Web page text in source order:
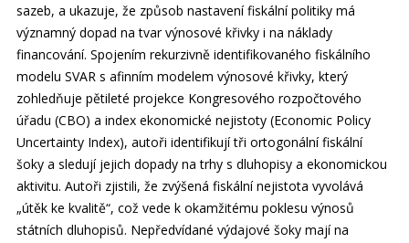
sazeb, a ukazuje, že způsob nastavení fiskální politiky má
významný dopad na tvar výnosové křivky i na náklady
financování. Spojením rekurzivně identifikovaného fiskálního
modelu SVAR s afinním modelem výnosové křivky, který
zohledňuje pětileté projekce Kongresového rozpočtového
úřadu (CBO) a index ekonomické nejistoty (Economic Policy
Uncertainty Index), autoři identifikují tři ortogonální fiskální
šoky a sledují jejich dopady na trhy s dluhopisy a ekonomickou
aktivitu. Autoři zjistili, že zvýšená fiskální nejistota vyvolává
„útěk ke kvalitě“, což vede k okamžitému poklesu výnosů
státních dluhopisů. Nepředvídané výdajové šoky mají na